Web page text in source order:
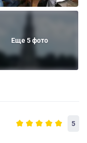
Еще 5 фото
5